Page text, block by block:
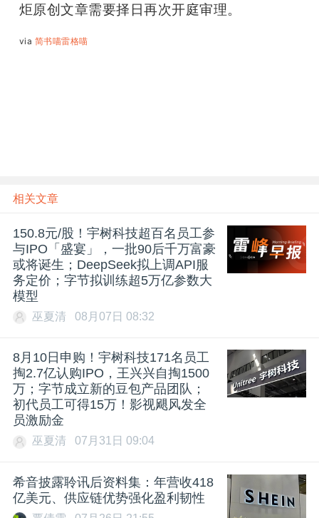
炬原创文章需要择日再次开庭审理。
via 简书喵雷格喵
相关文章
150.8元/股！宇树科技超百名员工参
与IPO「盛宴」，一批90后千万富豪
或将诞生；DeepSeek拟上调API服
务定价；字节拟训练超5万亿参数大
模型
巫夏清 08月07日 08:32
8月10日申购！宇树科技171名员工
掏2.7亿认购IPO，王兴兴自掏1500
万；字节成立新的豆包产品团队；
初代员工可得15万！影视飓风发全
员激励金
巫夏清 07月31日 09:04
希音披露聆讯后资料集：年营收418
亿美元、供应链优势强化盈利韧性